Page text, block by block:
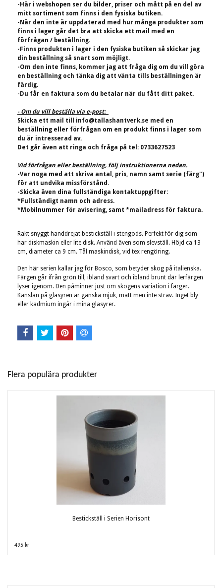
-Här i webshopen ser du bilder, priser och mått på en del av
mitt sortiment som finns i den fysiska butiken.
-När den inte är uppdaterad med hur många produkter som
finns i lager går det bra att skicka ett mail med en
förfrågan / beställning.
-Finns produkten i lager i den fysiska butiken så skickar jag
din beställning så snart som möjligt.
-Om den inte finns, kommer jag att fråga dig om du vill göra
en beställning och tänka dig att vänta tills beställningen är
färdig.
-Du får en faktura som du betalar när du fått ditt paket.
- Om du vill beställa via e-post:
Skicka ett mail till info@tallashantverk.se med en
beställning eller förfrågan om en produkt finns i lager som
du är intresserad av.
Det går även att ringa och fråga på tel: 0733627523
Vid förfrågan eller beställning, följ instruktionerna nedan.
-Var noga med att skriva antal, pris, namn samt serie (färg")
för att undvika missförstånd.
-Skicka även dina fullständiga kontaktuppgifter:
*Fullständigt namn och adress.
*Mobilnummer för avisering, samt *mailadress för faktura.
Rakt snyggt handdrejat bestickställ i stengods. Perfekt för dig som
har diskmaskin eller lite disk. Använd även som slevställ. Höjd ca 13
cm, diameter ca 9 cm. Tål maskindisk, vid tex rengöring.
Den här serien kallar jag för Bosco, som betyder skog på italienska.
Färgen går ifrån grön till, ibland svart och ibland brunt där lerfärgen
lyser igenom. Den påminner just om skogens variation i färger.
Känslan på glasyren är ganska mjuk, matt men inte sträv. Inget bly
eller kadmium ingår i mina glasyrer.
Flera populära produkter
Bestickställ i Serien Horisont
495 kr